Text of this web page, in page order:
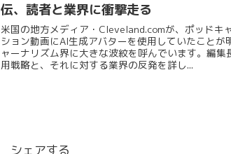
伝、読者と業界に衝撃走る
米国の地方メディア・Cleveland.comが、ポッドキ
ション動画にAI生成アバターを使用していたことが
ャーナリズム界に大きな波紋を呼んでいます。編集
用戦略と、それに対する業界の反発を詳し...
シェアする